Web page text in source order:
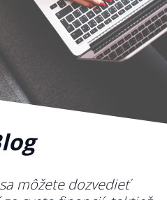
môžete dozvedieť